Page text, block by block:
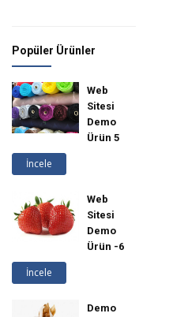
Popüler Ürünler
Web
Sitesi
Demo
Ürün 5
İncele
Web
Sitesi
Demo
Ürün -6
İncele
Demo